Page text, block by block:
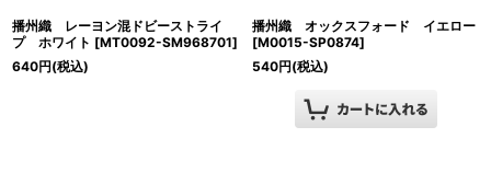
播州織 レーヨン混ドビーストライ
プ ホワイト [MT0092-SM968701]
640円(税込)
播州織 オックスフォード イエロー
[M0015-SP0874]
540円(税込)